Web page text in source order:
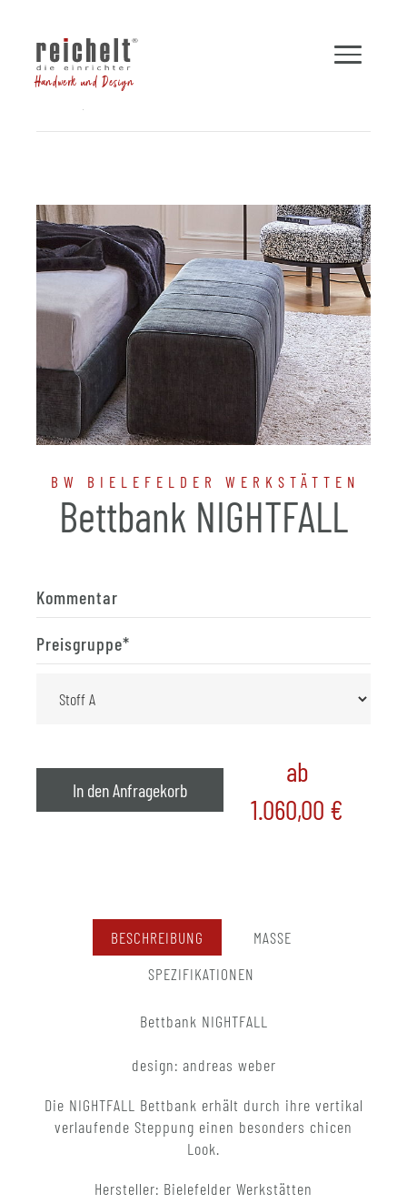
Handwerk und Design
BW BIELEFELDER WERKSTÄTTEN
Bettbank NIGHTFALL
Kommentar
Preisgruppe*
In den Anfragekorb
ab
1.060,00 €
BESCHREIBUNG
MASSE
SPEZIFIKATIONEN
Bettbank NIGHTFALL
design: andreas weber
Die NIGHTFALL Bettbank erhält durch ihre vertikal
verlaufende Steppung einen besonders chicen
Look.
Hersteller: Bielefelder Werkstätten